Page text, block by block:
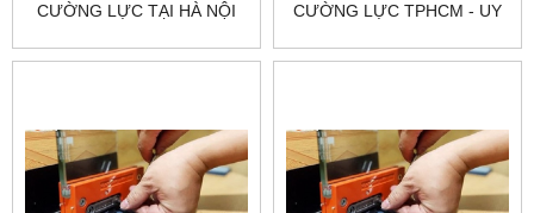
CƯỜNG LỰC TẠI HÀ NỘI
CƯỜNG LỰC TPHCM - UY
TỐT